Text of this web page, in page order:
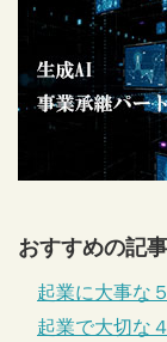
おすすめの記事
起業に大事な
起業で大切な